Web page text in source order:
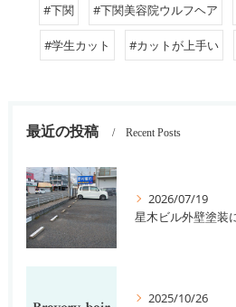
#下関 #下関美容院ウルフヘア
#学生カット #カットが上手い
最近の投稿 Recent Posts
2026/07/19
2025/10/26